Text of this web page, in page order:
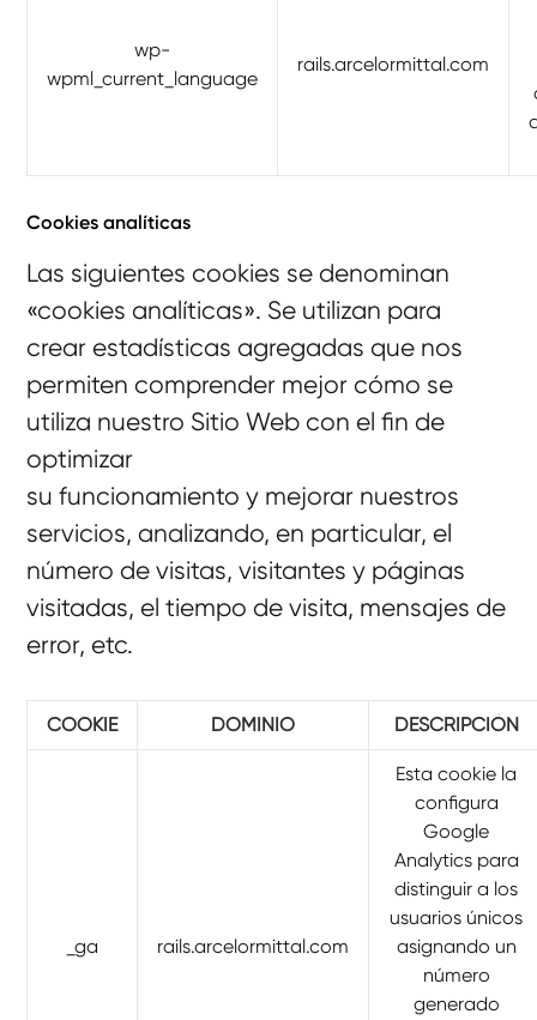
wp-
wpml_current_language
rails.arcelormittal.com
Cookies analíticas
Las siguientes cookies se denominan
«cookies analíticas». Se utilizan para
crear estadísticas agregadas que nos
permiten comprender mejor cómo se
utiliza nuestro Sitio Web con el fin de
optimizar
su funcionamiento y mejorar nuestros
servicios, analizando, en particular, el
número de visitas, visitantes y páginas
visitadas, el tiempo de visita, mensajes de
error, etc.
COOKIE DOMINIO DESCRIPCIÓN
_ga rails.arcelormittal.com
Esta cookie la
configura
Google
Analytics para
distinguir a los
usuarios únicos
asignando un
número
generado